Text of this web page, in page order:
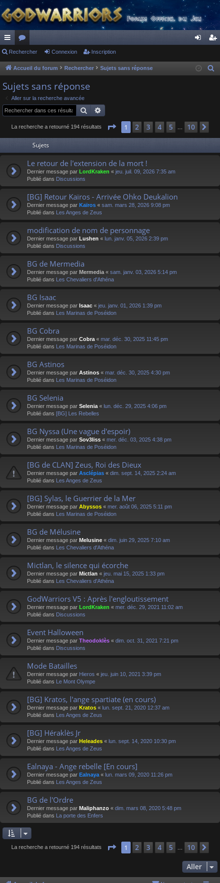
ac
co
ur
ci
s
or
u
s
ne cri
Rechercher Connexion Inscription
Accueil du forum Rechercher Sujets sans réponse
e
Sujets sans réponse
Aller sur la recherche avancée
Rechercher
La recherche a retourné 194 résultats Page 1sur 10
1 2 3 4 5 10
Sujets
Le retour de l'extension de la mort !
Dernier message par LordKraken « jeu. juil. 09, 2026 7:35 am
Publié dans Discussions
[BG] Retour Kaïros - Arrivée Ohko Deukalion
Dernier message par Kaïros « sam. mars 28, 2026 9:08 pm
Publié dans Les Anges de Zeus
modification de nom de personnage
Dernier message par Lushen « lun. janv. 05, 2026 2:39 pm
Publié dans Discussions
BG de Mermedia
Dernier message par Mermedia « sam. janv. 03, 2026 5:14 pm
Publié dans Les Chevaliers d'Athéna
BG Isaac
Dernier message par Isaac « jeu. janv. 01, 2026 1:39 pm
Publié dans Les Marinas de Poséidon
BG Cobra
Dernier message par Cobra « mar. déc. 30, 2025 11:45 pm
Publié dans Les Marinas de Poséidon
BG Astinos
Dernier message par Astinos « mar. déc. 30, 2025 4:30 pm
Publié dans Les Marinas de Poséidon
BG Selenia
Dernier message par Selenia « lun. déc. 29, 2025 4:06 pm
Publié dans [BG] Les Rebelles
BG Nyssa (Une vague d'espoir)
Dernier message par Sov3liss « mer. déc. 03, 2025 4:38 pm
Publié dans Les Marinas de Poséidon
[BG de CLAN] Zeus, Roi des Dieux
Dernier message par Asclépias « dim. sept. 14, 2025 2:24 am
Publié dans Les Anges de Zeus
[BG] Sylas, le Guerrier de la Mer
Dernier message par Abyssos « mer. août 06, 2025 5:11 pm
Publié dans Les Marinas de Poséidon
BG de Mélusine
Dernier message par Melusine « dim. juin 29, 2025 7:10 am
Publié dans Les Chevaliers d'Athéna
Mictlan, le silence qui écorche
Dernier message par Mictlan « jeu. mai 15, 2025 1:33 pm
Publié dans Les Chevaliers d'Athéna
GodWarriors V5 : Après l'engloutissement
Dernier message par LordKraken « mer. déc. 29, 2021 11:02 am
Publié dans Discussions
Event Halloween
Dernier message par Theodoklès « dim. oct. 31, 2021 7:21 pm
Publié dans Discussions
Mode Batailles
Dernier message par Hieros « jeu. juin 10, 2021 3:39 pm
Publié dans Le Mont Olympe
[BG] Kratos, l'ange spartiate (en cours)
Dernier message par Kratos « lun. sept. 21, 2020 12:37 am
Publié dans Les Anges de Zeus
[BG] Héraklès Jr
Dernier message par Heleades « lun. sept. 14, 2020 10:30 pm
Publié dans Les Anges de Zeus
Ealnaya - Ange rebelle [En cours]
Dernier message par Ealnaya « lun. mars 09, 2020 11:26 pm
Publié dans Les Anges de Zeus
BG de l'Ordre
Dernier message par Maliphanzo « dim. mars 08, 2020 5:48 pm
Publié dans La porte des Enfers
La recherche a retourné 194 résultats Page 1sur 10
1 2 3 4 5 10
Aller